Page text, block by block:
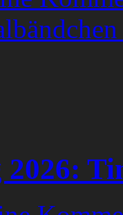
2026: